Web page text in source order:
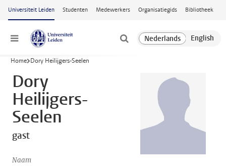
Ga naar hoofdinhoud
Universiteit Leiden Studenten Medewerkers Organisatiegids Bibliotheek
Menu
Home Dory Heilijgers-Seelen
Dory
Heilijgers-
Seelen
gast
Naam